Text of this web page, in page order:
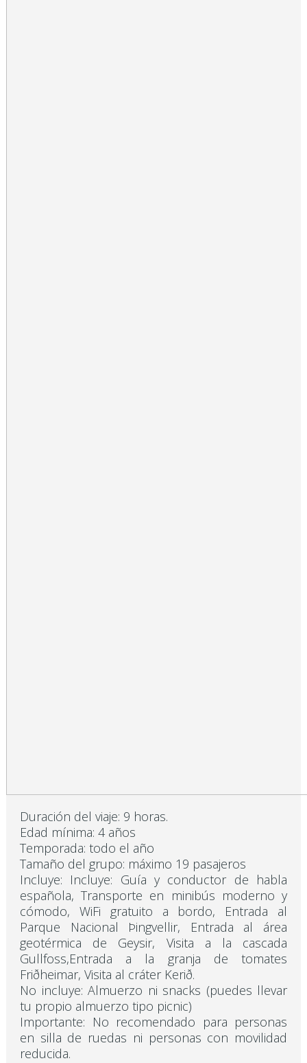
Duración del viaje: 9 horas.
Edad mínima: 4 años
Temporada: todo el año
Tamaño del grupo: máximo 19 pasajeros
Incluye: Incluye: Guía y conductor de habla
española, Transporte en minibús moderno y
cómodo, WiFi gratuito a bordo, Entrada al
Parque Nacional Þingvellir, Entrada al área
geotérmica de Geysir, Visita a la cascada
Gullfoss,Entrada a la granja de tomates
Friðheimar, Visita al cráter Kerið.
No incluye: Almuerzo ni snacks (puedes llevar
tu propio almuerzo tipo picnic)
Importante: No recomendado para personas
en silla de ruedas ni personas con movilidad
reducida.